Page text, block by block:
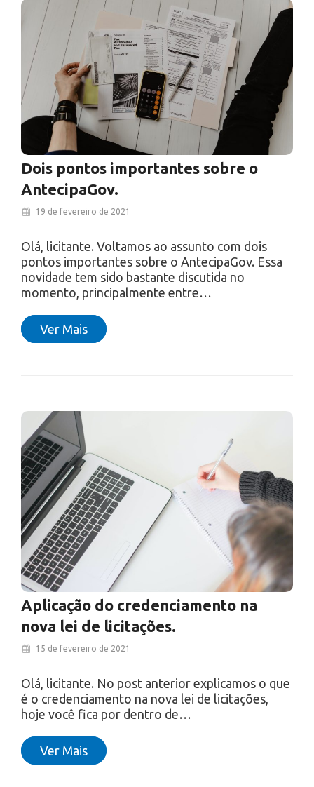
Dois pontos importantes sobre o
AntecipaGov.
19 de fevereiro de 2021
Olá, licitante. Voltamos ao assunto com dois
pontos importantes sobre o AntecipaGov. Essa
novidade tem sido bastante discutida no
momento, principalmente entre…
Ver Mais
Aplicação do credenciamento na
nova lei de licitações.
15 de fevereiro de 2021
Olá, licitante. No post anterior explicamos o que
é o credenciamento na nova lei de licitações,
hoje você fica por dentro de…
Ver Mais